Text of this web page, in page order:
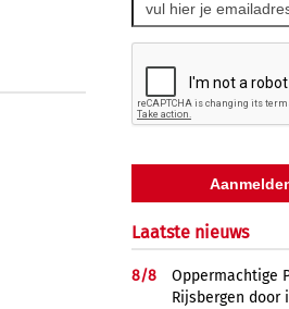
Laatste nieuws
8/8
Oppermachtige
Rijsbergen door